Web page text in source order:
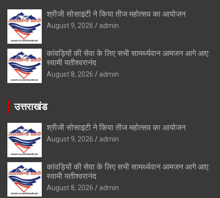
श्रीजी सोसाइटी ने किया तीज महोत्सव का आयोजन
August 9, 2026 admin
कांवड़ियों की सेवा के लिए सभी सामर्थ्यवान आमजन आगे आए:
स्वामी यतीश्वरानंद
August 8, 2026 admin
उत्तराखंड
श्रीजी सोसाइटी ने किया तीज महोत्सव का आयोजन
August 9, 2026 admin
कांवड़ियों की सेवा के लिए सभी सामर्थ्यवान आमजन आगे आए:
स्वामी यतीश्वरानंद
August 8, 2026 admin